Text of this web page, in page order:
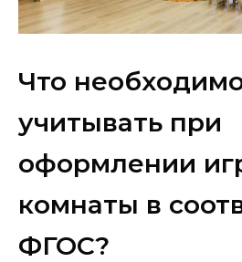
Что
учитывать при
оформлении
комнаты в
ФГОС?